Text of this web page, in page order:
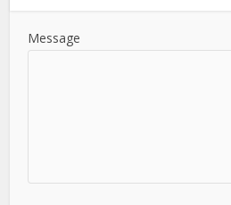
Message